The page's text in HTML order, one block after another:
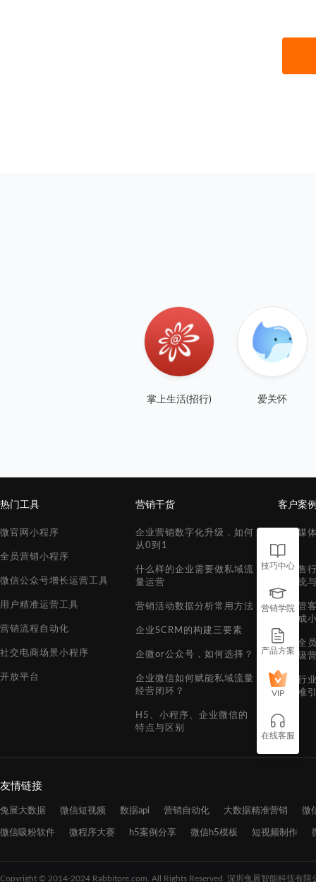
掌上生活(招行) 爱关怀
技巧中心
营销学院
产品方案
VIP
在线客服
热门工具
微官网小程序
全员营销小程序
微信公众号增长运营工具
用户精准运营工具
营销流程自动化
社交电商场景小程序
开放平台
营销干货
企业营销数字化升级，如何
从0到1
什么样的企业需要做私域流
量运营
营销活动数据分析常用方法
企业SCRM的构建三要素
企微or公众号，如何选择？
企业微信如何赋能私域流量
经营闭环？
H5、小程序、企业微信的
特点与区别
客户案
赋能媒
页
某零售
券系统
某商管
台生成
通过全
百万级
家居行
后精准
友情链接
兔展大数据 微信短视频 数据api 营销自动化 大数据精准营销 微
微信吸粉软件 微程序大赛 h5案例分享 微信h5模板 短视频制作
Copyright © 2014-2024 Rabbitpre.com. All Rights Reserved. 深圳兔展智能科技有限